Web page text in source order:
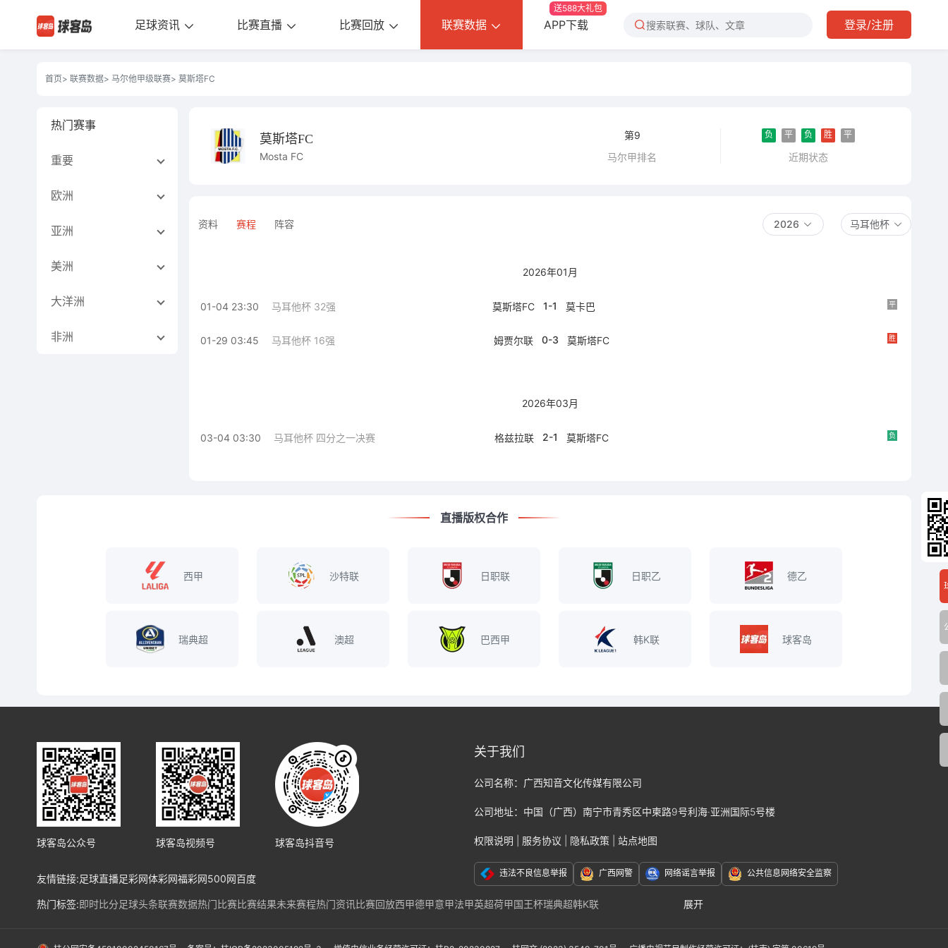
足球资讯 比赛直播 比赛回放 联赛数据 APP下载
送588大礼包
登录/注册
首页> 联赛数据> 马尔他甲级联赛> 莫斯塔FC
热门赛事
重要
欧洲
亚洲
美洲
大洋洲
非洲
莫斯塔FC
Mosta FC
第9
马尔甲排名
负 平 负 胜 平
近期状态
资料 赛程 阵容 2026 马耳他杯
2026年01月
01-04 23:30 马耳他杯 32强 莫斯塔FC 1-1 莫卡巴 平
01-29 03:45 马耳他杯 16强 姆贾尔联 0-3 莫斯塔FC 胜
2026年03月
03-04 03:30 马耳他杯 四分之一决赛 格兹拉联 2-1 莫斯塔FC 负
直播版权合作
西甲 沙特联 日职联 日职乙 德乙
瑞典超 澳超 巴西甲 韩K联 球客岛
球客岛公众号 球客岛视频号 球客岛抖音号
友情链接:足球直播足彩网体彩网福彩网500网百度
关于我们
公司名称： 广西知音文化传媒有限公司
公司地址： 中国（广西）南宁市青秀区中柬路9号利海·亚洲国际5号楼
权限说明 服务协议 隐私政策 站点地图
违法不良信息举报 广西网警 网络谣言举报 公共信息网络安全监察
热门标签:即时比分足球头条联赛数据热门比赛比赛结果未来赛程热门资讯 比赛回放西甲德甲意甲法甲英超荷甲国王杯瑞典超韩K联
展开